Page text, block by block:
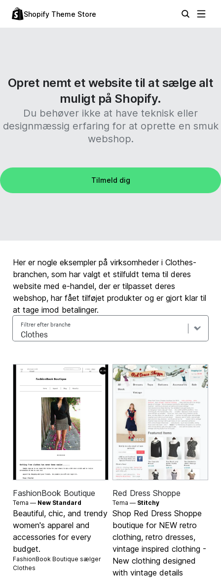
Shopify Theme Store
Opret nemt et website til at sælge alt
muligt på Shopify.
Du behøver ikke at have teknisk eller
designmæssig erfaring for at oprette en smuk
webshop.
Tilmeld dig
Her er nogle eksempler på virksomheder i Clothes-
branchen, som har valgt et stilfuldt tema til deres
website med e-handel, der er tilpasset deres
webshop, har fået tilføjet produkter og er gjort klar til
at tage imod betalinger.
Filtrer efter branche
FashionBook Boutique
Tema — New Standard
Beautiful, chic, and trendy
women's apparel and
accessories for every
budget.
FashionBook Boutique sælger
Clothes
Red Dress Shoppe
Tema — Stitchy
Shop Red Dress Shoppe
boutique for NEW retro
clothing, retro dresses,
vintage inspired clothing -
New clothing designed
with vintage details